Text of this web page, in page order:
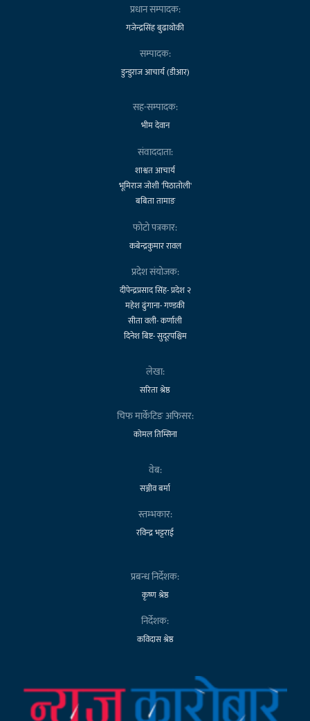
प्रधान सम्पादक:
गजेन्द्रसिंह बुढाथोकी
सम्पादक:
डुन्डुराज आचार्य (डीआर)
सह-सम्पादक:
भीम देवान
संवाददाता:
शाश्वत आचार्य
भूमिराज जोशी 'पिठातोली'
बबिता तामाङ
फोटो पत्रकार:
कबेन्द्रकुमार रावल
प्रदेश संयोजक:
दीपेन्द्रप्रसाद सिंह- प्रदेश २
महेश ढुंगाना- गण्डकी
सीता वली- कर्णाली
दिनेश बिष्ट- सुदूरपश्चिम
लेखा:
सरिता श्रेष्ठ
चिफ मार्केटिङ अफिसर:
कोमल तिम्सिना
वेब:
सञ्जीव बर्मा
स्तम्भकार:
रविन्द्र भट्टराई
प्रबन्ध निर्देशक:
कृष्ण श्रेष्ठ
निर्देशक:
कविदास श्रेष्ठ